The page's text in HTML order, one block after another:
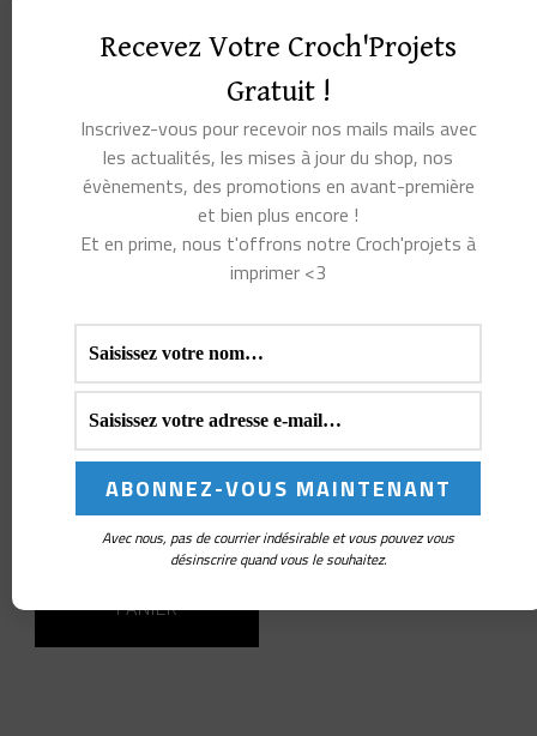
être aussi…
L’ADORABLE BALEINE AU
CROCHET ! –
TURQUOISE
14,00€
PANIER
AMIGURUMI | LULU LA
TORTUE FLEURIE
Note
5.00
sur 5
16,50 €
AJOUTER AU
PANIER
Recevez Votre Croch'Projets
Gratuit !
Inscrivez-vous pour recevoir nos mails mails avec
les actualités, les mises à jour du shop, nos
évènements, des promotions en avant-première
et bien plus encore !
Et en prime, nous t'offrons notre Croch'projets à
imprimer <3
Avec nous, pas de courrier indésirable et vous pouvez vous
désinscrire quand vous le souhaitez.